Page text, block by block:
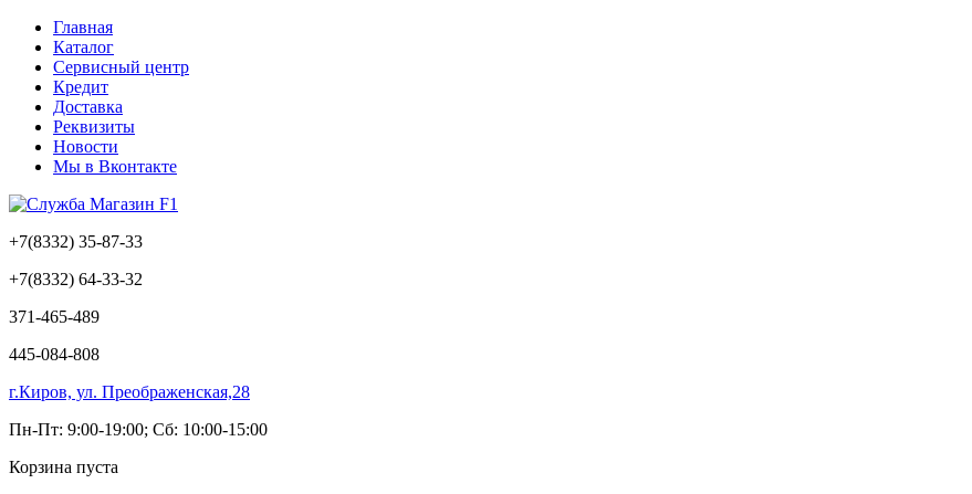
Главная
Каталог
Сервисный центр
Кредит
Доставка
Реквизиты
Новости
Мы в Вконтакте
+7(8332) 35-87-33
+7(8332) 64-33-32
371-465-489
445-084-808
г.Киров, ул. Преображенская,28
Пн-Пт: 9:00-19:00; Сб: 10:00-15:00
Корзина пуста